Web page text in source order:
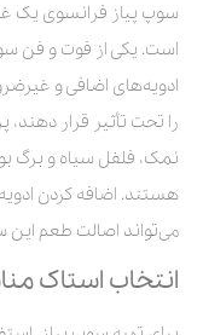
سوپ پیاز فرانسوی یک
است. یکی از فوت و فن
ادویه‌های اضافی و
را تحت تأثیر قرار دهند،
نمک، فلفل سیاه و برگ
هستند. اضافه کردن
می‌تواند اصالت طعم این
انتخاب استاک